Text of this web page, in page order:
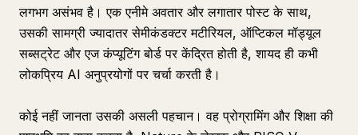
लगभग असंभव है। एक एनीमे अवतार और लगातार पोस्ट के साथ,
उसकी सामग्री ज्यादातर सेमीकंडक्टर मटीरियल, ऑप्टिकल मॉड्यूल
सब्सट्रेट और एज कंप्यूटिंग बोर्ड पर केंद्रित होती है, शायद ही कभी
लोकप्रिय AI अनुप्रयोगों पर चर्चा करती है।
कोई नहीं जानता उसकी असली पहचान। वह प्रोग्रामिंग और शिक्षा की